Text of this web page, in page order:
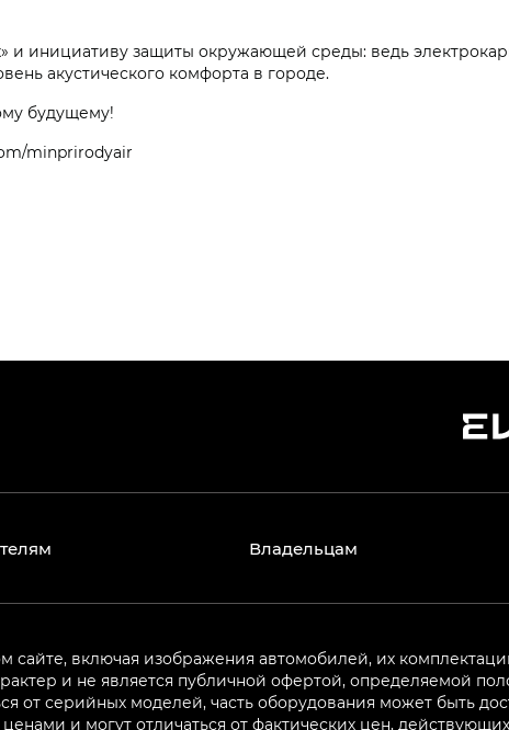
и инициативу защиты окружающей среды: ведь
акустического комфорта в городе.
будущему!
minprirodyair
Владельцам
сайте, включая изображения автомобилей, их
и не является публичной офертой, определяемой
от серийных моделей, часть оборудования может быть
и могут отличаться от фактических цен,